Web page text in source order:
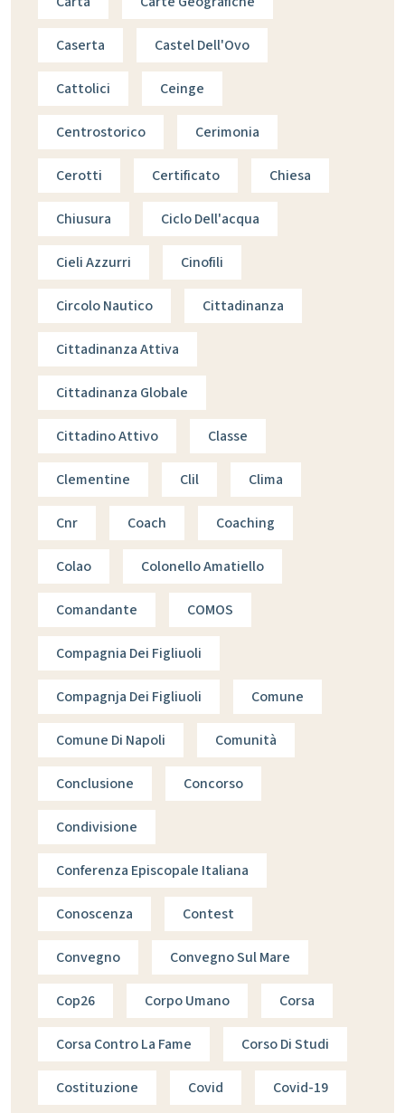
Caserta Castel Dell'Ovo
Cattolici Ceinge
Centrostorico Cerimonia
Cerotti Certificato Chiesa
Chiusura Ciclo Dell'acqua
Cieli Azzurri Cinofili
Circolo Nautico Cittadinanza
Cittadinanza Attiva
Cittadinanza Globale
Cittadino Attivo Classe
Clementine Clil Clima
Cnr Coach Coaching
Colao Colonello Amatiello
Comandante COMOS
Compagnia Dei Figliuoli
Compagnja Dei Figliuoli Comune
Comune Di Napoli Comunità
Conclusione Concorso
Condivisione
Conferenza Episcopale Italiana
Conoscenza Contest
Convegno Convegno Sul Mare
Cop26 Corpo Umano Corsa
Corsa Contro La Fame Corso Di Studi
Costituzione Covid Covid-19